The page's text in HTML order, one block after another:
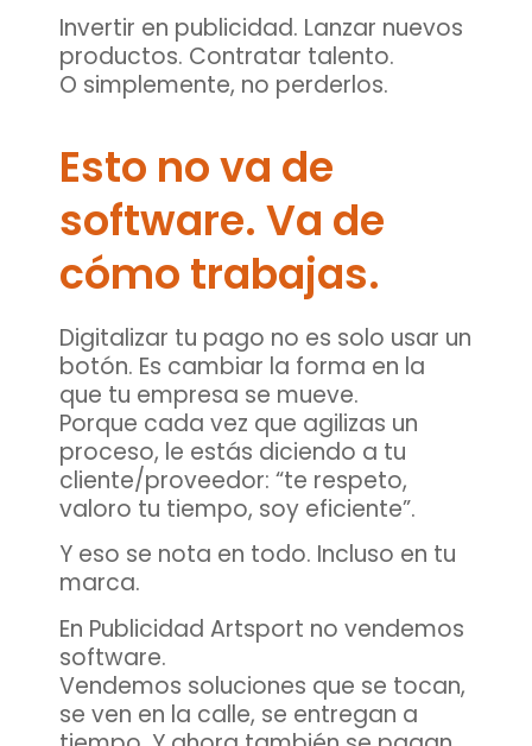
Invertir en publicidad. Lanzar nuevos
productos. Contratar talento.
O simplemente, no perderlos.
Esto no va de
software. Va de
cómo trabajas.
Digitalizar tu pago no es solo usar un
botón. Es cambiar la forma en la
que tu empresa se mueve.
Porque cada vez que agilizas un
proceso, le estás diciendo a tu
cliente/proveedor: “te respeto,
valoro tu tiempo, soy eficiente”.
Y eso se nota en todo. Incluso en tu
marca.
En Publicidad Artsport no vendemos
software.
Vendemos soluciones que se tocan,
se ven en la calle, se entregan a